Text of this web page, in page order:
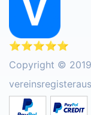
⭐⭐⭐⭐⭐
Copyright ©